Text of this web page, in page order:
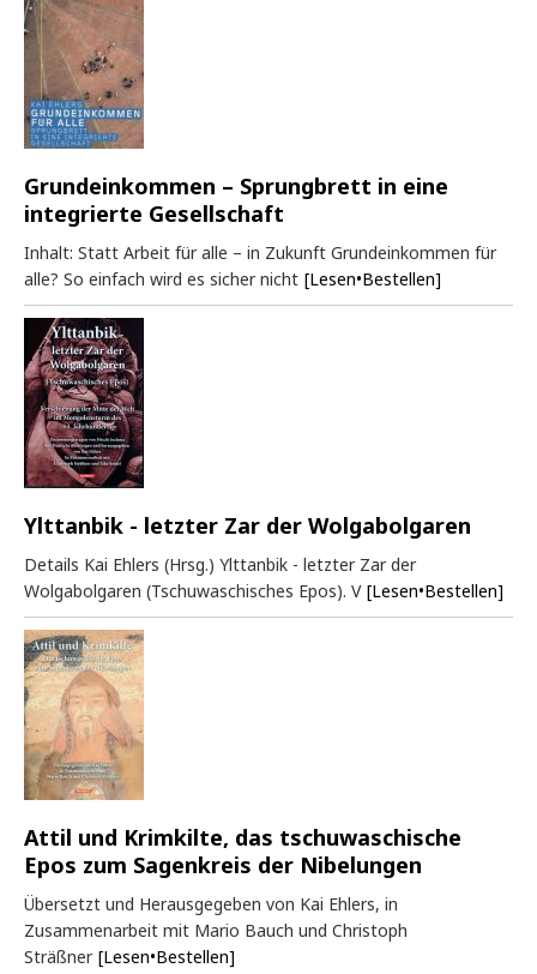
Grundeinkommen – Sprungbrett in eine
integrierte Gesellschaft
Inhalt: Statt Arbeit für alle – in Zukunft Grundeinkommen für
alle? So einfach wird es sicher nicht [Lesen•Bestellen]
Ylttanbik - letzter Zar der Wolgabolgaren
Details Kai Ehlers (Hrsg.) Ylttanbik - letzter Zar der
Wolgabolgaren (Tschuwaschisches Epos). V [Lesen•Bestellen]
Attil und Krimkilte, das tschuwaschische
Epos zum Sagenkreis der Nibelungen
Übersetzt und Herausgegeben von Kai Ehlers, in
Zusammenarbeit mit Mario Bauch und Christoph
Sträßner [Lesen•Bestellen]